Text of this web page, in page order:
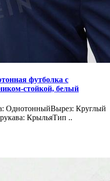
футболка с
стойкой, белый
ОднотонныйВырез: Круглый
КрыльяТип ..